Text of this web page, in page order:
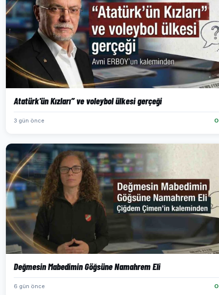
Atatürk'ün Kızları” ve voleybol ülkesi gerçeği
3 gün önce
Değmesin Mabedimin Göğsüne Namahrem Eli
6 gün önce